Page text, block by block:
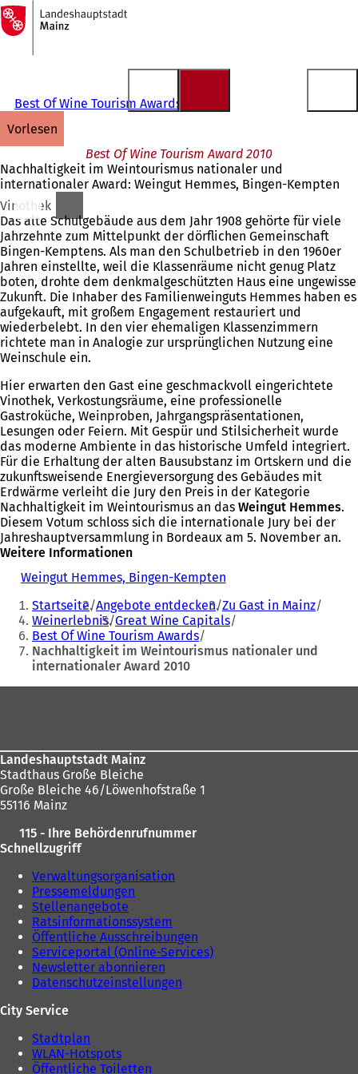
Inhalt anspringen
Zur
Startseite
Best Of Wine Tourism Awards
vorlesen
Best Of Wine Tourism Award 2010
Nachhaltigkeit im Weintourismus nationaler und
internationaler Award: Weingut Hemmes, Bingen-Kempten
Vinothek
Das alte Schulgebäude aus dem Jahr 1908 gehörte für viele
Jahrzehnte zum Mittelpunkt der dörflichen Gemeinschaft
Bingen-Kemptens. Als man den Schulbetrieb in den 1960er
Jahren einstellte, weil die Klassenräume nicht genug Platz
boten, drohte dem denkmalgeschützten Haus eine ungewisse
Zukunft. Die Inhaber des Familienweinguts Hemmes haben es
aufgekauft, mit großem Engagement restauriert und
wiederbelebt. In den vier ehemaligen Klassenzimmern
richtete man in Analogie zur ursprünglichen Nutzung eine
Weinschule ein.
Hier erwarten den Gast eine geschmackvoll eingerichtete
Vinothek, Verkostungsräume, eine professionelle
Gastroküche, Weinproben, Jahrgangspräsentationen,
Lesungen oder Feiern. Mit Gespür und Stilsicherheit wurde
das moderne Ambiente in das historische Umfeld integriert.
Für die Erhaltung der alten Bausubstanz im Ortskern und die
zukunftsweisende Energieversorgung des Gebäudes mit
Erdwärme verleiht die Jury den Preis in der Kategorie
Nachhaltigkeit im Weintourismus an das Weingut Hemmes.
Diesem Votum schloss sich die internationale Jury bei der
Jahreshauptversammlung in Bordeaux am 5. November an.
Weitere Informationen
Weingut Hemmes, Bingen-Kempten
f
f
e
i
Sie
befinden
sich
hier:
Startseite Angebote entdecken Zu Gast in Mainz
Weinerlebnis Great Wine Capitals
Best Of Wine Tourism Awards
Nachhaltigkeit im Weintourismus nationaler und
internationaler Award 2010
Landeshauptstadt Mainz
Stadthaus Große Bleiche
Große Bleiche 46/Löwenhofstraße 1
55116 Mainz
115 - Ihre Behördenrufnummer
Schnellzugriff
Verwaltungsorganisation
Pressemeldungen
Stellenangebote
Ratsinformationssystem
Öffentliche Ausschreibungen
Serviceportal (Online-Services)
Newsletter abonnieren
Datenschutzeinstellungen
City Service
Stadtplan
WLAN-Hotspots
Öffentliche Toiletten